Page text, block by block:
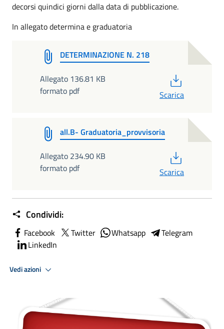
decorsi quindici giorni dalla data di pubblicazione.
In allegato determina e graduatoria
DETERMINAZIONE N. 218
Allegato 136.81 KB
formato pdf
Scarica
all.B- Graduatoria_provvisoria
Allegato 234.90 KB
formato pdf
Scarica
Condividi:
Facebook Twitter Whatsapp
Telegram
LinkedIn
Vedi azioni